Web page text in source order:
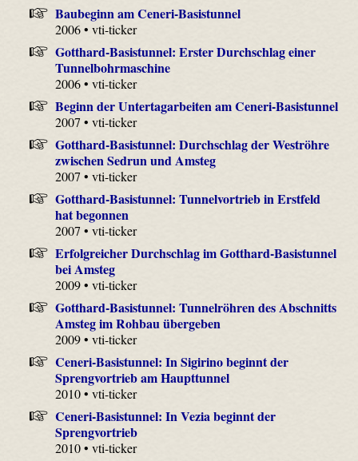
Baubeginn am Ceneri-Basistunnel
2006 • vti-ticker
Gotthard-Basistunnel: Erster Durchschlag einer
Tunnelbohrmaschine
2006 • vti-ticker
Beginn der Untertagarbeiten am Ceneri-Basistunnel
2007 • vti-ticker
Gotthard-Basistunnel: Durchschlag der Weströhre
zwischen Sedrun und Amsteg
2007 • vti-ticker
Gotthard-Basistunnel: Tunnelvortrieb in Erstfeld
hat begonnen
2007 • vti-ticker
Erfolgreicher Durchschlag im Gotthard-Basistunnel
bei Amsteg
2009 • vti-ticker
Gotthard-Basistunnel: Tunnelröhren des Abschnitts
Amsteg im Rohbau übergeben
2009 • vti-ticker
Ceneri-Basistunnel: In Sigirino beginnt der
Sprengvortrieb am Haupttunnel
2010 • vti-ticker
Ceneri-Basistunnel: In Vezia beginnt der
Sprengvortrieb
2010 • vti-ticker